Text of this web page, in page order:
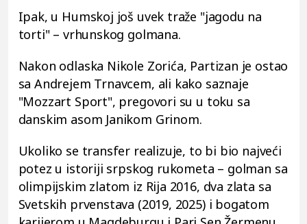
Ipak, u Humskoj još uvek traže "jagodu na
torti" – vrhunskog golmana.
Nakon odlaska Nikole Zorića, Partizan je ostao
sa Andrejem Trnavcem, ali kako saznaje
"Mozzart Sport", pregovori su u toku sa
danskim asom Janikom Grinom.
Ukoliko se transfer realizuje, to bi bio najveći
potez u istoriji srpskog rukometa – golman sa
olimpijskim zlatom iz Rija 2016, dva zlata sa
Svetskih prvenstava (2019, 2025) i bogatom